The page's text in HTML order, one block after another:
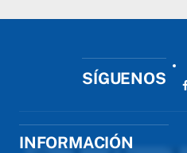
SÍGUENOS
INFORMACIÓN